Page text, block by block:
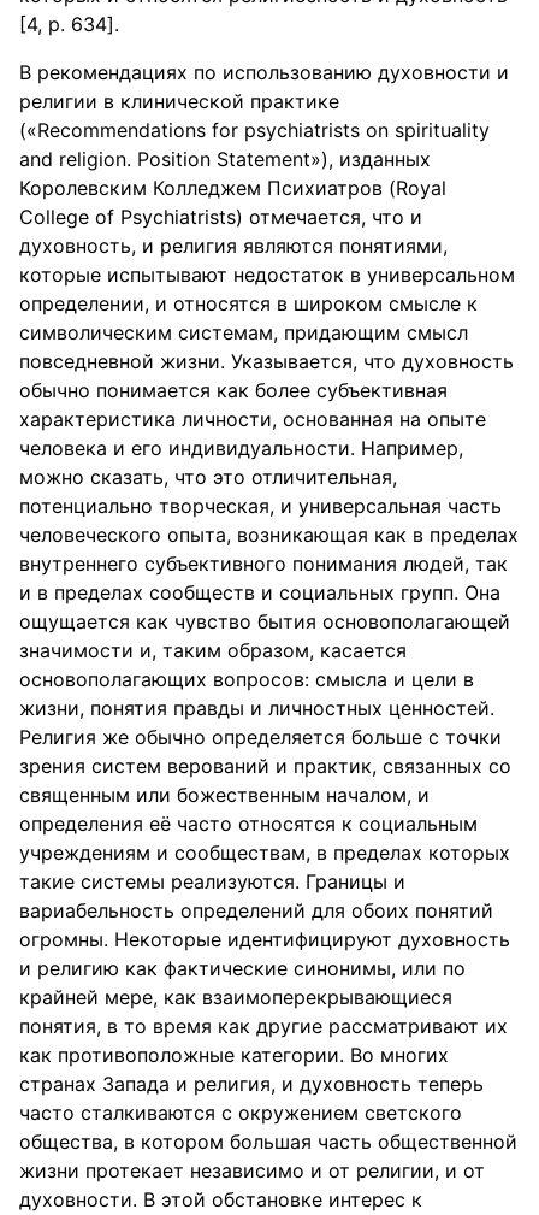
[4, p. 634].
В рекомендациях по использованию духовности и
религии в клинической практике
(«Recommendations for psychiatrists on spirituality
and religion. Position Statement»), изданных
Королевским Колледжем Психиатров (Royal
College of Psychiatrists) отмечается, что и
духовность, и религия являются понятиями,
которые испытывают недостаток в универсальном
определении, и относятся в широком смысле к
символическим системам, придающим смысл
повседневной жизни. Указывается, что духовность
обычно понимается как более субъективная
характеристика личности, основанная на опыте
человека и его индивидуальности. Например,
можно сказать, что это отличительная,
потенциально творческая, и универсальная часть
человеческого опыта, возникающая как в пределах
внутреннего субъективного понимания людей, так
и в пределах сообществ и социальных групп. Она
ощущается как чувство бытия основополагающей
значимости и, таким образом, касается
основополагающих вопросов: смысла и цели в
жизни, понятия правды и личностных ценностей.
Религия же обычно определяется больше с точки
зрения систем верований и практик, связанных со
священным или божественным началом, и
определения её часто относятся к социальным
учреждениям и сообществам, в пределах которых
такие системы реализуются. Границы и
вариабельность определений для обоих понятий
огромны. Некоторые идентифицируют духовность
и религию как фактические синонимы, или по
крайней мере, как взаимоперекрывающиеся
понятия, в то время как другие рассматривают их
как противоположные категории. Во многих
странах Запада и религия, и духовность теперь
часто сталкиваются с окружением светского
общества, в котором большая часть общественной
жизни протекает независимо и от религии, и от
духовности. В этой обстановке интерес к